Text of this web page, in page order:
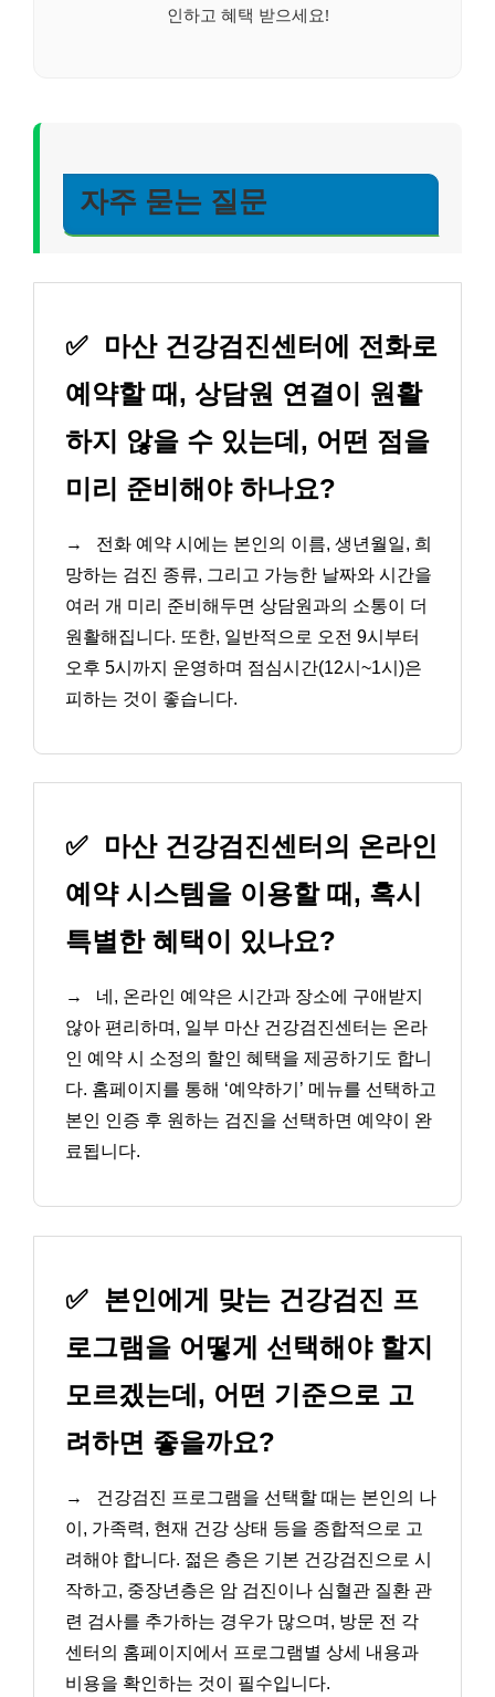
인하고 혜택 받으세요!
자주 묻는 질문
✅
마산 건강검진센터에 전화로
예약할 때, 상담원 연결이 원활
하지 않을 수 있는데, 어떤 점을
미리 준비해야 하나요?
→
전화 예약 시에는 본인의 이름, 생년월일, 희
망하는 검진 종류, 그리고 가능한 날짜와 시간을
여러 개 미리 준비해두면 상담원과의 소통이 더
원활해집니다. 또한, 일반적으로 오전 9시부터
오후 5시까지 운영하며 점심시간(12시~1시)은
피하는 것이 좋습니다.
✅
마산 건강검진센터의 온라인
예약 시스템을 이용할 때, 혹시
특별한 혜택이 있나요?
→
네, 온라인 예약은 시간과 장소에 구애받지
않아 편리하며, 일부 마산 건강검진센터는 온라
인 예약 시 소정의 할인 혜택을 제공하기도 합니
다. 홈페이지를 통해 ‘예약하기’ 메뉴를 선택하고
본인 인증 후 원하는 검진을 선택하면 예약이 완
료됩니다.
✅ 본인에게 맞는 건강검진 프
로그램을 어떻게 선택해야 할지
모르겠는데, 어떤 기준으로 고
려하면 좋을까요?
→
건강검진 프로그램을 선택할 때는 본인의 나
이, 가족력, 현재 건강 상태 등을 종합적으로 고
려해야 합니다. 젊은 층은 기본 건강검진으로 시
작하고, 중장년층은 암 검진이나 심혈관 질환 관
련 검사를 추가하는 경우가 많으며, 방문 전 각
센터의 홈페이지에서 프로그램별 상세 내용과
비용을 확인하는 것이 필수입니다.